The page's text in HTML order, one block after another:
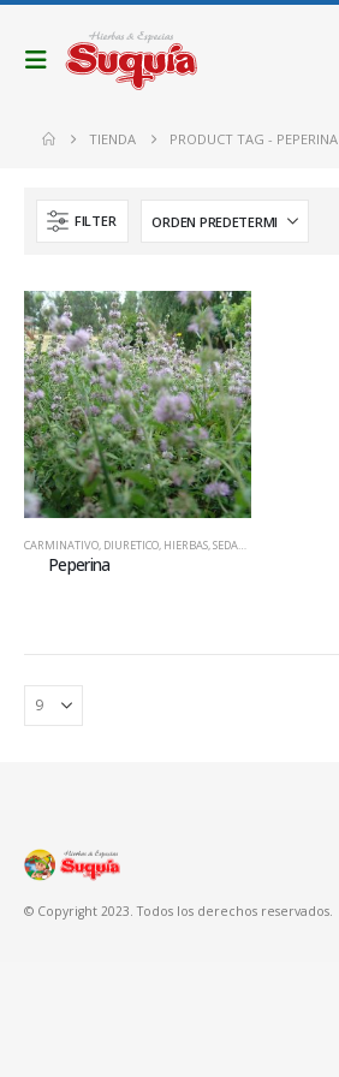
TIENDA PRODUCT TAG - PEPERINA
FILTER
CARMINATIVO, DIURETICO, HIERBAS,SEDANTE NERVIOSO
Peperina
© Copyright 2023. Todos los derechos reservados.